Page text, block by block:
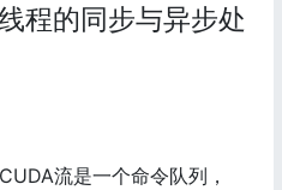
程的同步与异步处
流是一个命令队列，